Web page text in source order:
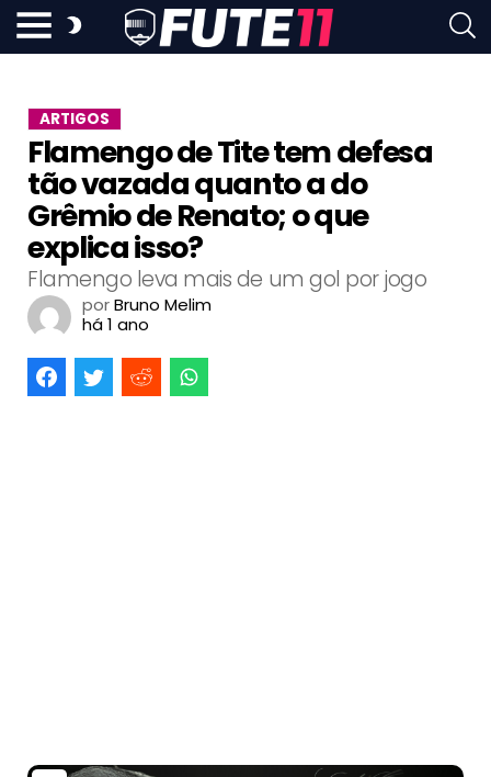
ARTIGOS
Flamengo de Tite tem defesa
tão vazada quanto a do
Grêmio de Renato; o que
explica isso?
Flamengo leva mais de um gol por jogo
porBruno Melim
há 1 ano